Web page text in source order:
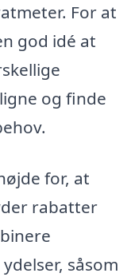
For at
god idé at
og finde
for, at
rabatter
såsom